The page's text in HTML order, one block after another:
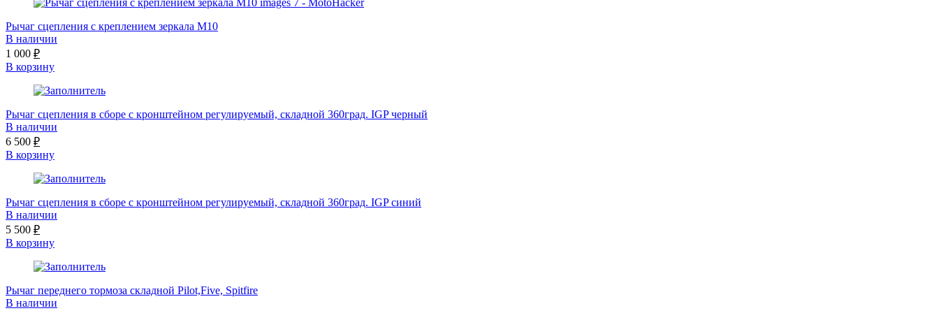
Рычаг сцепления с креплением зеркала М10
В наличии
1 000 ₽
В корзину
Рычаг сцепления в сборе с кронштейном регулируемый, складной 360град. IGP черный
В наличии
6 500 ₽
В корзину
Рычаг сцепления в сборе с кронштейном регулируемый, складной 360град. IGP синий
В наличии
5 500 ₽
В корзину
Рычаг переднего тормоза складной Pilot,Five, Spitfire
В наличии